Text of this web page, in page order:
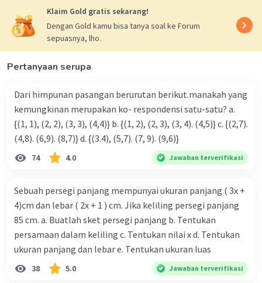
Klaim Gold gratis sekarang!
Dengan Gold kamu bisa tanya soal ke Forum
sepuasnya, lho.
Pertanyaan serupa
Dari himpunan pasangan berurutan berikut.manakah yang
kemungkinan merupakan ko- respondensi satu-satu? a.
{(1, 1), (2, 2), (3, 3), (4,4)} b. {(1, 2), (2, 3), (3, 4). (4,5)} c. {(2,7).
(4,8). (6,9). (8,7)} d. {(3.4), (5,7). (7, 9). (9,6)}
74 4.0 Jawaban terverifikasi
Sebuah persegi panjang mempunyai ukuran panjang ( 3x +
4)cm dan lebar ( 2x + 1 ) cm. Jika keliling persegi panjang
85 cm. a. Buatlah sket persegi panjang b. Tentukan
persamaan dalam keliling c. Tentukan nilai x d. Tentukan
ukuran panjang dan lebar e. Tentukan ukuran luas
38 5.0 Jawaban terverifikasi